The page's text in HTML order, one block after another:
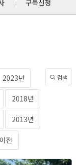
구독신청
2023년
2018년
2013년
전
검색